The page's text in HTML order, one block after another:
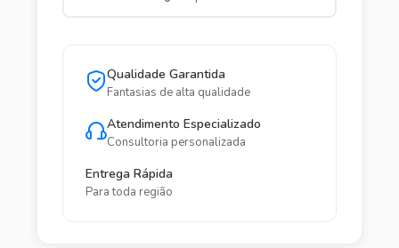
Qualidade Garantida
Fantasias de alta qualidade
Atendimento Especializado
Consultoria personalizada
Entrega Rápida
Para toda região